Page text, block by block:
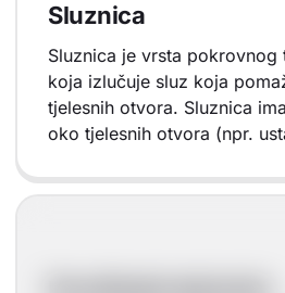
Sluznica
Sluznica je vrsta pokrovnog
koja izlučuje sluz koja
tjelesnih otvora. Sluznica
oko tjelesnih otvora (npr.